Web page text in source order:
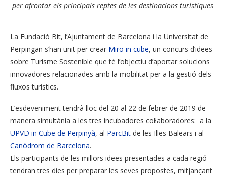
per afrontar els principals reptes de les destinacions turístiques
La Fundació Bit, l’Ajuntament de Barcelona i la Universitat de
Perpingan s’han unit per crear Miro in cube, un concurs d’idees
sobre Turisme Sostenible que té l’objectiu d’aportar solucions
innovadores relacionades amb la mobilitat per a la gestió dels
fluxos turístics.
L’esdeveniment tendrà lloc del 20 al 22 de febrer de 2019 de
manera simultània a les tres incubadores col·laboradores: a la
UPVD in Cube de Perpinyà, al ParcBit de les Illes Balears i al
Canòdrom de Barcelona.
Els participants de les millors idees presentades a cada regió
tendran tres dies per preparar les seves propostes, mitjançant